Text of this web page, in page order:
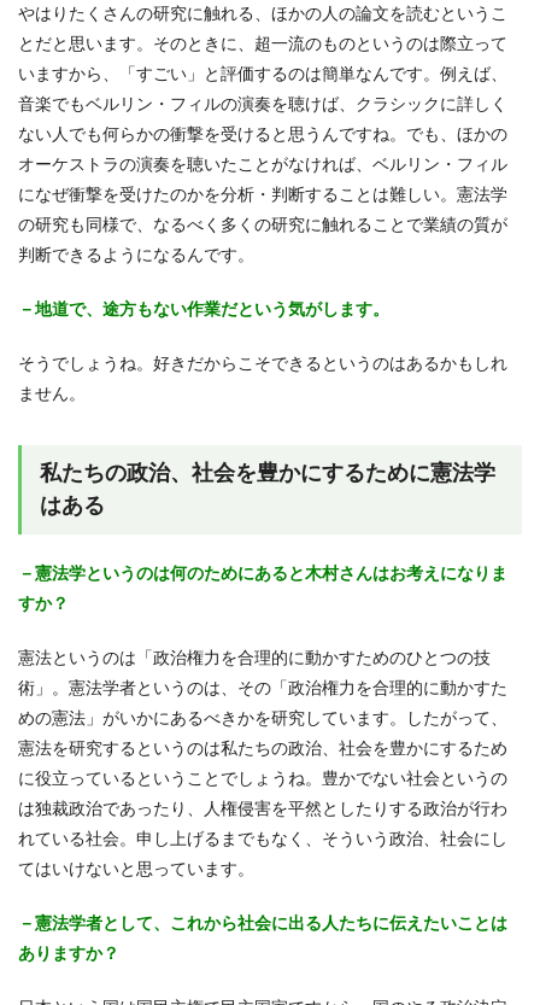
やはりたくさんの研究に触れる、ほかの人の論文を読むというこ
とだと思います。そのときに、超一流のものというのは際立って
いますから、「すごい」と評価するのは簡単なんです。例えば、
音楽でもベルリン・フィルの演奏を聴けば、クラシックに詳しく
ない人でも何らかの衝撃を受けると思うんですね。でも、ほかの
オーケストラの演奏を聴いたことがなければ、ベルリン・フィル
になぜ衝撃を受けたのかを分析・判断することは難しい。憲法学
の研究も同様で、なるべく多くの研究に触れることで業績の質が
判断できるようになるんです。
－地道で、途方もない作業だという気がします。
そうでしょうね。好きだからこそできるというのはあるかもしれ
ません。
私たちの政治、社会を豊かにするために憲法学
はある
－憲法学というのは何のためにあると木村さんはお考えになりま
すか？
憲法というのは「政治権力を合理的に動かすためのひとつの技
術」。憲法学者というのは、その「政治権力を合理的に動かすた
めの憲法」がいかにあるべきかを研究しています。したがって、
憲法を研究するというのは私たちの政治、社会を豊かにするため
に役立っているということでしょうね。豊かでない社会というの
は独裁政治であったり、人権侵害を平然としたりする政治が行わ
れている社会。申し上げるまでもなく、そういう政治、社会にし
てはいけないと思っています。
－憲法学者として、これから社会に出る人たちに伝えたいことは
ありますか？